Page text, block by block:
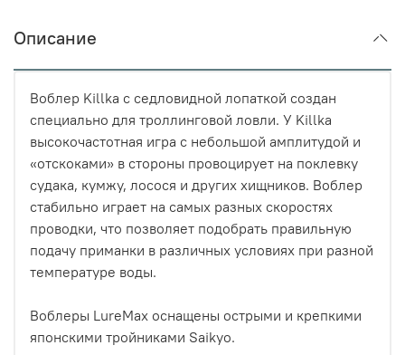
Описание
Воблер Killka с седловидной лопаткой создан
специально для троллинговой ловли. У Killka
высокочастотная игра с небольшой амплитудой и
«отскоками» в стороны провоцирует на поклевку
судака, кумжу, лосося и других хищников. Воблер
стабильно играет на самых разных скоростях
проводки, что позволяет подобрать правильную
подачу приманки в различных условиях при разной
температуре воды.
Воблеры LureMax оснащены острыми и крепкими
японскими тройниками Saikyo.